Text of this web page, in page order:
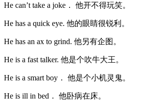
He can’t take a joke． 他开不得玩笑。
He has a quick eye. 他的眼睛很锐利。
He has an ax to grind. 他另有企图。
He is a fast talker. 他是个吹牛大王。
He is a smart boy． 他是个小机灵鬼。
He is ill in bed． 他卧病在床。